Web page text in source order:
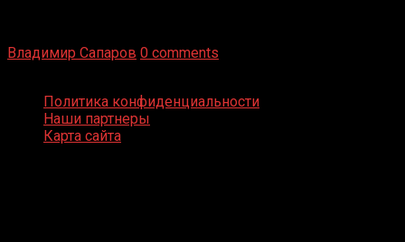
Владимир Сапаров 0 comments
Политика конфиденциальности
Наши партнеры
Карта сайта